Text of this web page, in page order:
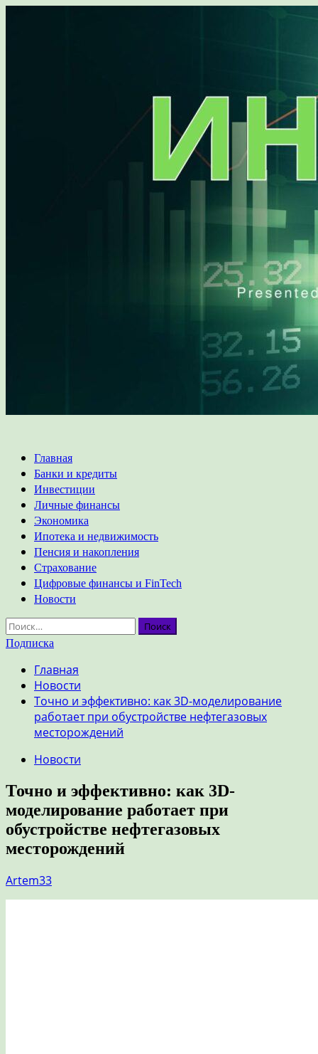
Основное
меню
Главная
Банки и кредиты
Инвестиции
Личные финансы
Экономика
Ипотека и недвижимость
Пенсия и накопления
Страхование
Цифровые финансы и FinTech
Новости
Найти:
Подписка
Главная
Новости
Точно и эффективно: как 3D-моделирование
работает при обустройстве нефтегазовых
месторождений
Новости
Точно и эффективно: как 3D-
моделирование работает при
обустройстве нефтегазовых
месторождений
Artem33